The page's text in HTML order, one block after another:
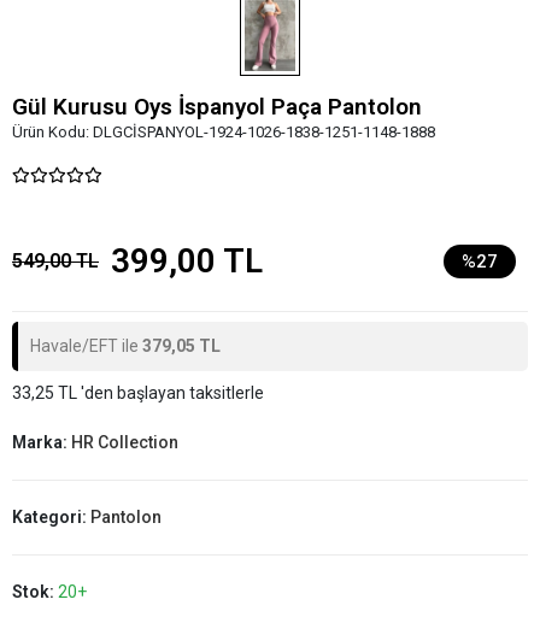
Gül Kurusu Oys İspanyol Paça Pantolon
Ürün Kodu: DLGCİSPANYOL-1924-1026-1838-1251-1148-1888
549,00 TL 399,00 TL %27
Havale/EFT ile 379,05 TL
33,25 TL 'den başlayan taksitlerle
Marka: HR Collection
Kategori: Pantolon
Stok: 20+